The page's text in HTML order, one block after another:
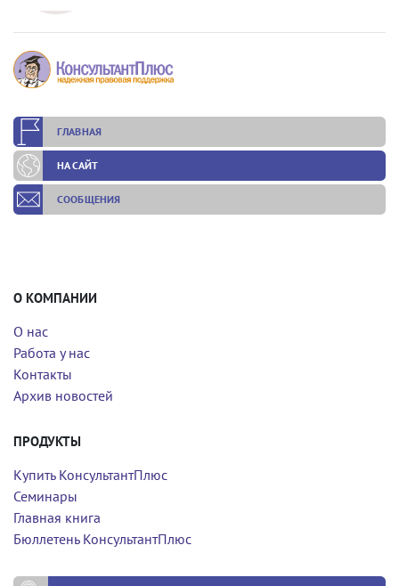
ГЛАВНАЯ
НА САЙТ
СООБЩЕНИЯ
О КОМПАНИИ
О нас
Работа у нас
Контакты
Архив новостей
ПРОДУКТЫ
Купить КонсультантПлюс
Семинары
Главная книга
Бюллетень КонсультантПлюс